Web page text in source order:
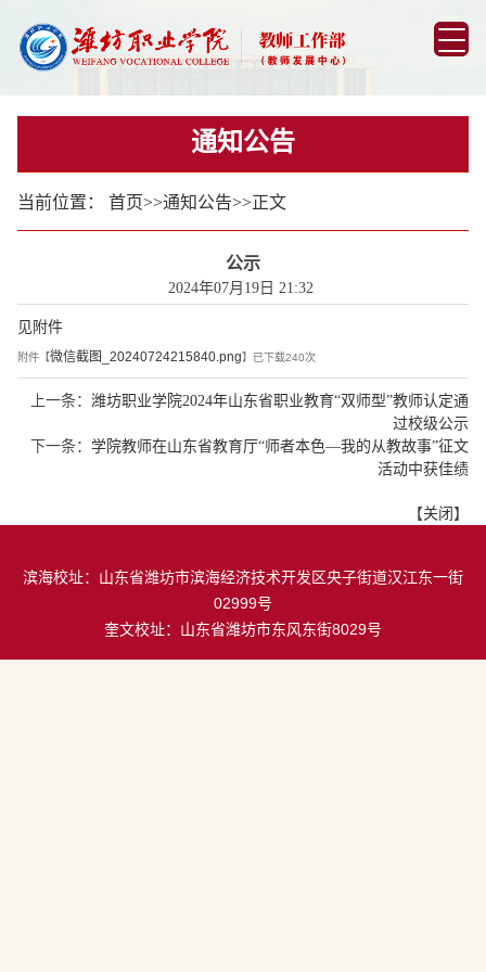
通知公告
当前位置： 首页>>通知公告>>正文
公示
2024年07月19日 21:32
见附件
附件【微信截图_20240724215840.png】已下载240次
上一条： 潍坊职业学院2024年山东省职业教育“双师型”教师认定通
过校级公示
下一条： 学院教师在山东省教育厅“师者本色—我的从教故事”征文
活动中获佳绩
【关闭 】
滨海校址：山东省潍坊市滨海经济技术开发区央子街道汉江东一街
02999号
奎文校址：山东省潍坊市东风东街8029号